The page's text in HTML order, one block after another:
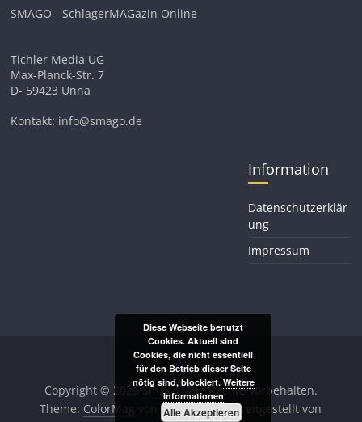
SMAGO - SchlagerMAGazin Online
Tichler Media UG
Max-Planck-Str. 7
D- 59423 Unna
Kontakt: info@smago.de
Information
Datenschutzerklär
ung
Impressum
Copyright © 2026Smago. Alle Rechte vorbehalten.
Theme: ColorMag
von ThemeGrill. Bereitgestellt von
Diese Webseite benutzt
Cookies. Aktuell sind
Cookies, die nicht essentiell
für den Betrieb dieser Seite
nötig sind, blockiert. Weitere
Informationen
Alle Akzeptieren